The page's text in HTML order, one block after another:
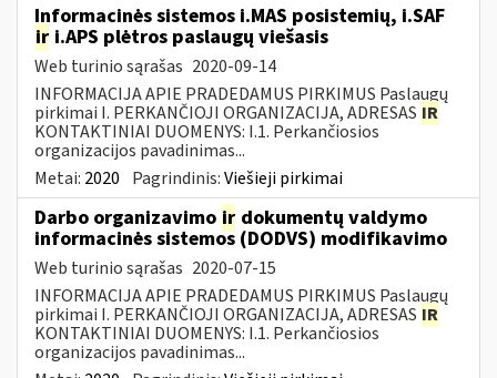
Informacinės sistemos i.MAS posistemių, i.SAF
ir i.APS plėtros paslaugų viešasis
Web turinio sąrašas 2020-09-14
INFORMACIJA APIE PRADEDAMUS PIRKIMUS Paslaugų
pirkimai I. PERKANČIOJI ORGANIZACIJA, ADRESAS IR
KONTAKTINIAI DUOMENYS: I.1. Perkančiosios
organizacijos pavadinimas...
Metai: 2020 Pagrindinis:Viešieji pirkimai
Darbo organizavimo ir dokumentų valdymo
informacinės sistemos (DODVS) modifikavimo
Web turinio sąrašas 2020-07-15
INFORMACIJA APIE PRADEDAMUS PIRKIMUS Paslaugų
pirkimai I. PERKANČIOJI ORGANIZACIJA, ADRESAS IR
KONTAKTINIAI DUOMENYS: I.1. Perkančiosios
organizacijos pavadinimas...